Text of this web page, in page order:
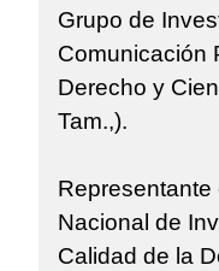
Grupo de
Comunicación
Derecho y
Tam.,).
Representante
Nacional de
Calidad de la